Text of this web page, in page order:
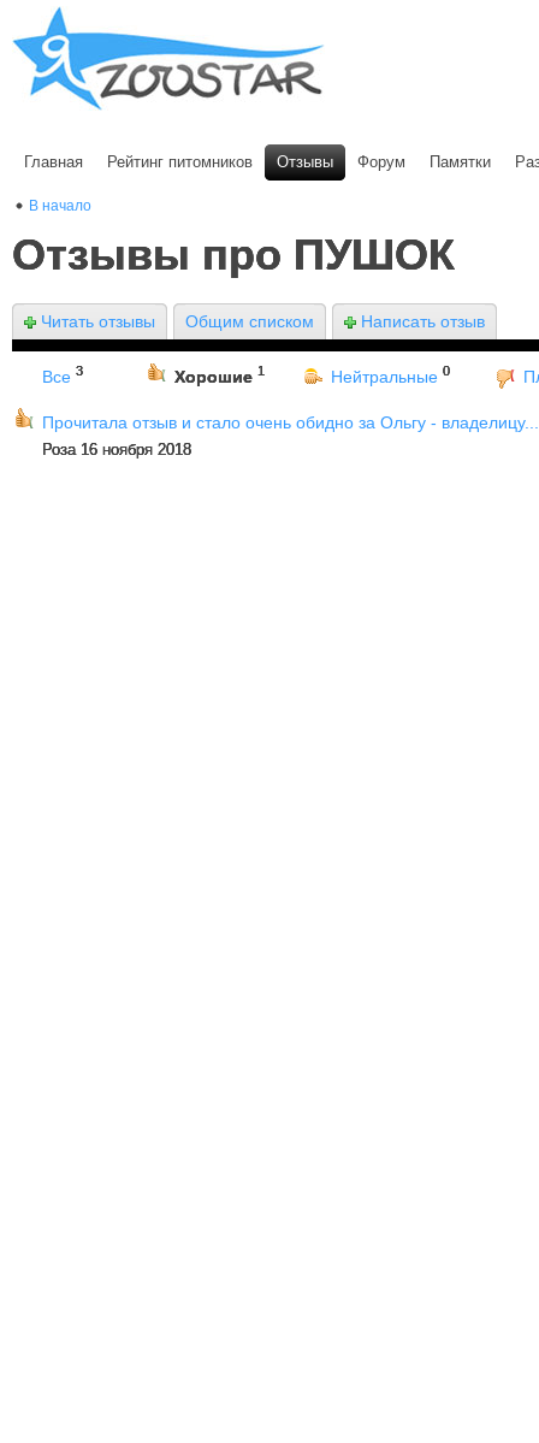
Главная Рейтинг питомников Отзывы Форум Памятки
В начало
Отзывы про ПУШОК
Читать отзывы Общим списком Написать отзыв
Все 3 Хорошие 1 Нейтральные 0
Прочитала отзыв и стало очень обидно за Ольгу - владелицу...
Роза 16 ноября 2018